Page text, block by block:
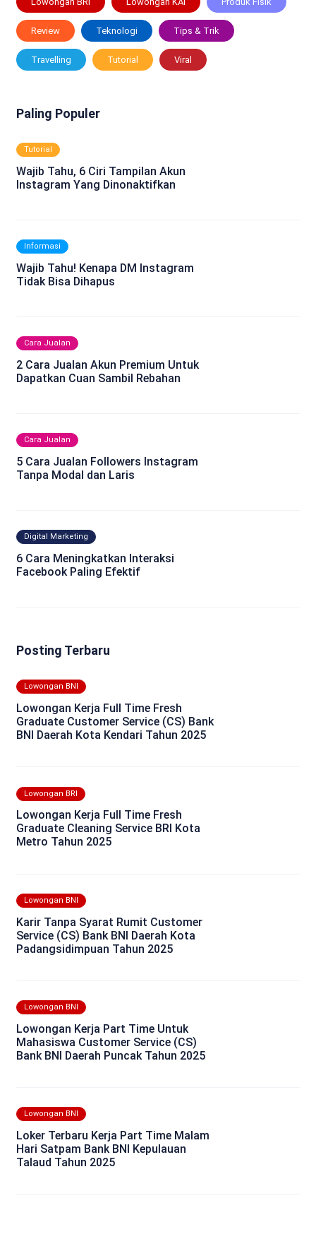
Review Teknologi Tips & Trik
Travelling Tutorial Viral
Paling Populer
Tutorial
Wajib Tahu, 6 Ciri Tampilan Akun
Instagram Yang Dinonaktifkan
Informasi
Wajib Tahu! Kenapa DM Instagram
Tidak Bisa Dihapus
Cara Jualan
2 Cara Jualan Akun Premium Untuk
Dapatkan Cuan Sambil Rebahan
Cara Jualan
5 Cara Jualan Followers Instagram
Tanpa Modal dan Laris
Digital Marketing
6 Cara Meningkatkan Interaksi
Facebook Paling Efektif
Posting Terbaru
Lowongan BNI
Lowongan Kerja Full Time Fresh
Graduate Customer Service (CS) Bank
BNI Daerah Kota Kendari Tahun 2025
Lowongan BRI
Lowongan Kerja Full Time Fresh
Graduate Cleaning Service BRI Kota
Metro Tahun 2025
Lowongan BNI
Karir Tanpa Syarat Rumit Customer
Service (CS) Bank BNI Daerah Kota
Padangsidimpuan Tahun 2025
Lowongan BNI
Lowongan Kerja Part Time Untuk
Mahasiswa Customer Service (CS)
Bank BNI Daerah Puncak Tahun 2025
Lowongan BNI
Loker Terbaru Kerja Part Time Malam
Hari Satpam Bank BNI Kepulauan
Talaud Tahun 2025